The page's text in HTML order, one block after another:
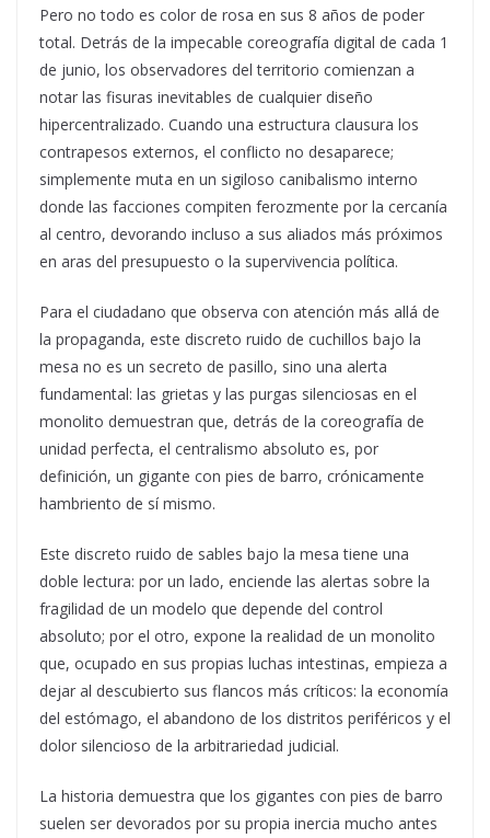
Pero no todo es color de rosa en sus 8 años de poder
total. Detrás de la impecable coreografía digital de cada 1
de junio, los observadores del territorio comienzan a
notar las fisuras inevitables de cualquier diseño
hipercentralizado. Cuando una estructura clausura los
contrapesos externos, el conflicto no desaparece;
simplemente muta en un sigiloso canibalismo interno
donde las facciones compiten ferozmente por la cercanía
al centro, devorando incluso a sus aliados más próximos
en aras del presupuesto o la supervivencia política.
Para el ciudadano que observa con atención más allá de
la propaganda, este discreto ruido de cuchillos bajo la
mesa no es un secreto de pasillo, sino una alerta
fundamental: las grietas y las purgas silenciosas en el
monolito demuestran que, detrás de la coreografía de
unidad perfecta, el centralismo absoluto es, por
definición, un gigante con pies de barro, crónicamente
hambriento de sí mismo.
Este discreto ruido de sables bajo la mesa tiene una
doble lectura: por un lado, enciende las alertas sobre la
fragilidad de un modelo que depende del control
absoluto; por el otro, expone la realidad de un monolito
que, ocupado en sus propias luchas intestinas, empieza a
dejar al descubierto sus flancos más críticos: la economía
del estómago, el abandono de los distritos periféricos y el
dolor silencioso de la arbitrariedad judicial.
La historia demuestra que los gigantes con pies de barro
suelen ser devorados por su propia inercia mucho antes